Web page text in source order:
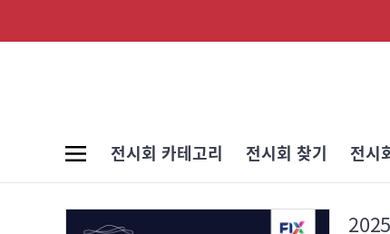
전시회 카테고리 전시회 찾기 전시